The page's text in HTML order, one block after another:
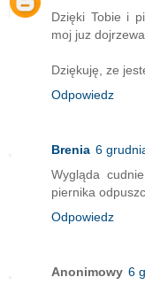
Dzięki Tobie i
moj juz
Dziękuję, ze
Odpowiedz
Brenia 6
Wygląda
piernika
Odpowiedz
Anonimowy 6